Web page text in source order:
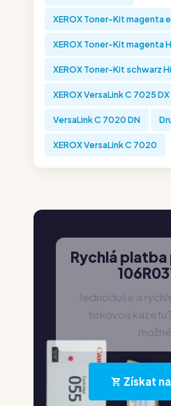
XEROX Toner-Kit
XEROX Toner-Kit magenta
XEROX Toner-Kit schwarz
XEROX VersaLink C 7025 DX
VersaLink C 7020 DN
XEROX VersaLink C 7020
Rychlá
Jednoduše a
tiskovou
možné.
Získat